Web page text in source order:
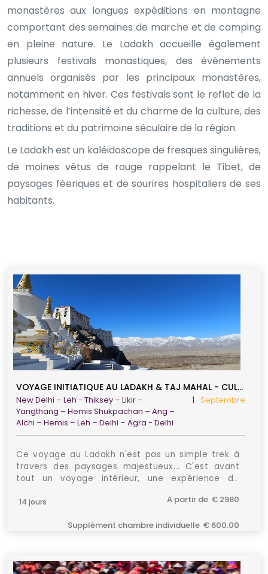
monastères aux longues expéditions en montagne
comportant des semaines de marche et de camping
en pleine nature. Le Ladakh accueille également
plusieurs festivals monastiques, des événements
annuels organisés par les principaux monastères,
notamment en hiver. Ces festivals sont le reflet de la
richesse, de l’intensité et du charme de la culture, des
traditions et du patrimoine séculaire de la région.
Le Ladakh est un kaléidoscope de fresques singulières,
de moines vêtus de rouge rappelant le Tibet, de
paysages féeriques et de sourires hospitaliers de ses
habitants.
VOYAGE INITIATIQUE AU LADAKH & TAJ MAHAL - CULTURE & SPIRITUALITÉ
New Delhi – Leh - Thiksey – Likir –
Yangthang – Hemis Shukpachan – Ang –
Alchi – Hemis – Leh – Delhi – Agra - Delhi
| Septembre
Ce voyage au Ladakh n'est pas un simple trek à
travers des paysages majestueux... C'est avant
tout un voyage intérieur, une expérience de
rencontre et la contemplation.
14 jours A partir de € 2980
Supplément chambre individuelle € 600.00